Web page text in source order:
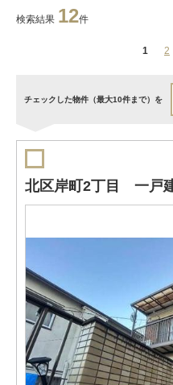
検索結果 12件
1 2
チェックした物件（最大10件まで）を
北区岸町2丁目 一戸